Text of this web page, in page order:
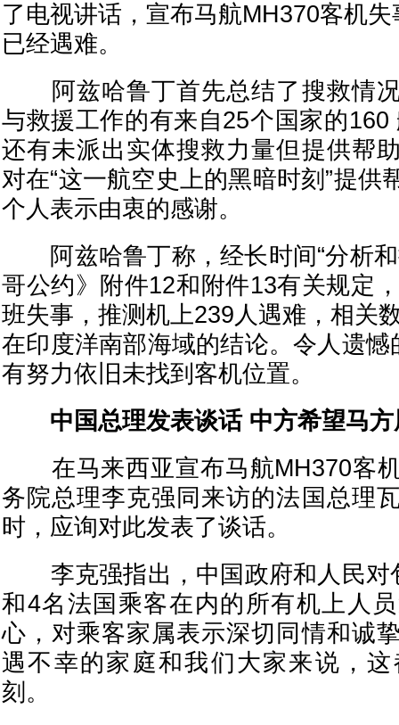
了电视讲话，宣布马航MH370客机
已经遇难。
阿兹哈鲁丁首先总结了搜救情况
与救援工作的有来自25个国家的
还有未派出实体搜救力量但提供帮
对在“这一航空史上的黑暗时刻”提供
个人表示由衷的感谢。
阿兹哈鲁丁称，经长时间“分析和
哥公约》附件12和附件13有关规定
班失事，推测机上239人遇难，相关
在印度洋南部海域的结论。令人遗
有努力依旧未找到客机位置。
中国总理发表谈话 中方希望马
在马来西亚宣布马航MH370客
务院总理李克强同来访的法国总理
时，应询对此发表了谈话。
李克强指出，中国政府和人民对
和4名法国乘客在内的所有机上人
心，对乘客家属表示深切同情和诚
遇不幸的家庭和我们大家来说，
刻。